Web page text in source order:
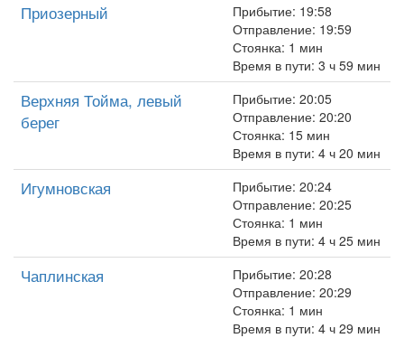
Приозерный
Прибытие: 19:58
Отправление: 19:59
Стоянка: 1 мин
Время в пути: 3 ч 59 мин
Верхняя Тойма, левый
берег
Прибытие: 20:05
Отправление: 20:20
Стоянка: 15 мин
Время в пути: 4 ч 20 мин
Игумновская
Прибытие: 20:24
Отправление: 20:25
Стоянка: 1 мин
Время в пути: 4 ч 25 мин
Чаплинская
Прибытие: 20:28
Отправление: 20:29
Стоянка: 1 мин
Время в пути: 4 ч 29 мин